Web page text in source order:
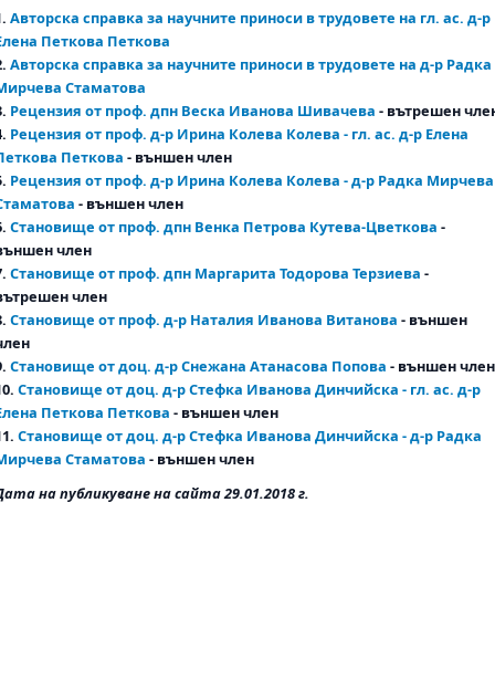
Авторска справка за научните приноси в трудовете на гл. ас. д-р
Петкова Петкова
Авторска справка за научните приноси в трудовете на д-р Радка
Стаматова
Рецензия от проф. дпн Веска Иванова Шивачева - вътрешен
Рецензия от проф. д-р Ирина Колева Колева - гл. ас. д-р Елена
Петкова - външен член
Рецензия от проф. д-р Ирина Колева Колева - д-р Радка Мирчева
- външен член
Становище от проф. дпн Венка Петрова Кутева-Цветкова -
член
Становище от проф. дпн Маргарита Тодорова Терзиева -
член
Становище от проф. д-р Наталия Иванова Витанова - външен
Становище от доц. д-р Снежана Атанасова Попова - външен член
Становище от доц. д-р Стефка Иванова Динчийска - гл. ас. д-р
Петкова Петкова - външен член
Становище от доц. д-р Стефка Иванова Динчийска - д-р Радка
Стаматова - външен член
на публикуване на сайта 29.01.2018 г.